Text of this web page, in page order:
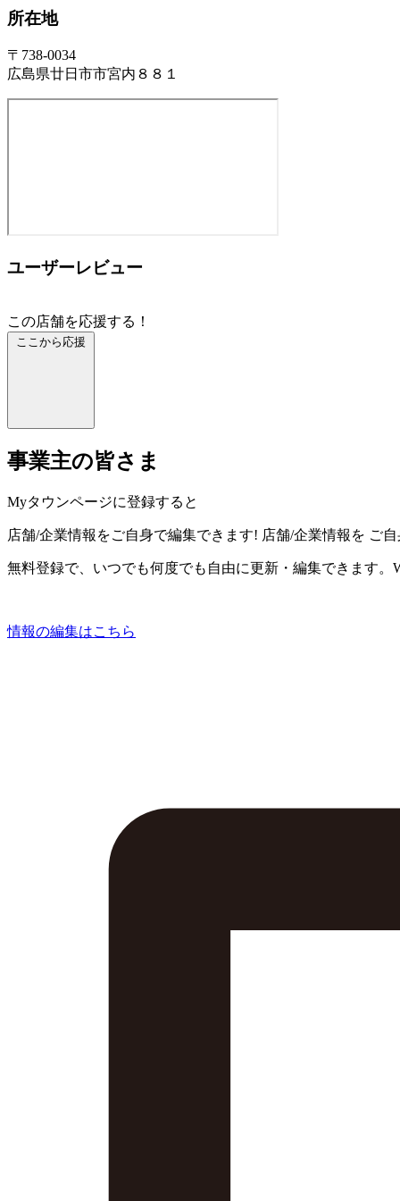
所在地
〒738-0034
広島県廿日市市宮内８８１
ユーザーレビュー
この店舗を応援する！
ここから応援
事業主の皆さま
Myタウンページに登録すると
店舗/企業情報をご自身で編集できます! 店舗/企業情報を ご
無料登録で、いつでも何度でも自由に更新・編集できます。
情報の編集はこちら